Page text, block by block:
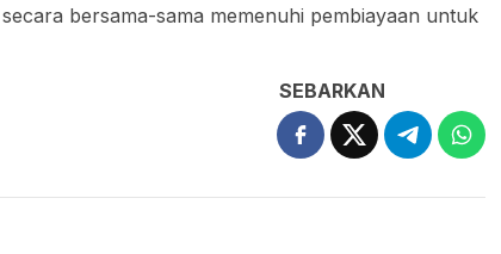
bersama-sama memenuhi pembiayaan untuk
SEBARKAN